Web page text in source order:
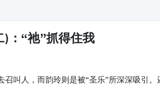
：“祂”抓得住我
召叫人，而韵玲则是被“圣乐”所深深吸引